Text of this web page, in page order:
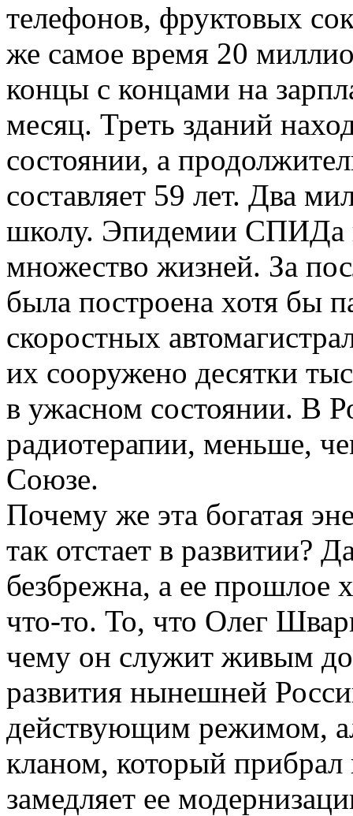
телефонов, фруктовых
же самое время 20
концы с концами на
месяц. Треть зданий
состоянии, а
составляет 59 лет. Два
школу. Эпидемии СПИДа
множество жизней. За
была построена хотя бы
скоростных
их сооружено десятки
в ужасном состоянии. В
радиотерапии, меньше,
Союзе.
Почему же эта богатая
так отстает в развитии?
безбрежна, а ее прошлое
что-то. То, что Олег
чему он служит живым
развития нынешней
действующим режимом,
кланом, который
замедляет ее